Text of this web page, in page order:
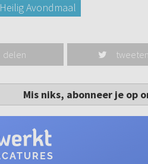
Heilig Avondmaal
delen tweeten
Mis niks, abonneer je op